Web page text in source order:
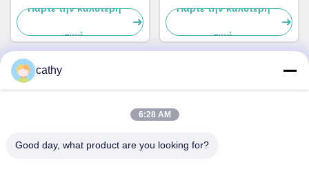
Πυροσβεστική μανσέτα
CM1201
Πάρτε την καλύτερη
τιμή
Αιμορραγικές χειροπέδες 27-
Πάρτε την καλύτερη
τιμή
4ος-5ος όροφος, κτίριο 3,19 North Danzi Road, οδός
cathy
6:28 AM
Good day, what product are you looking for?